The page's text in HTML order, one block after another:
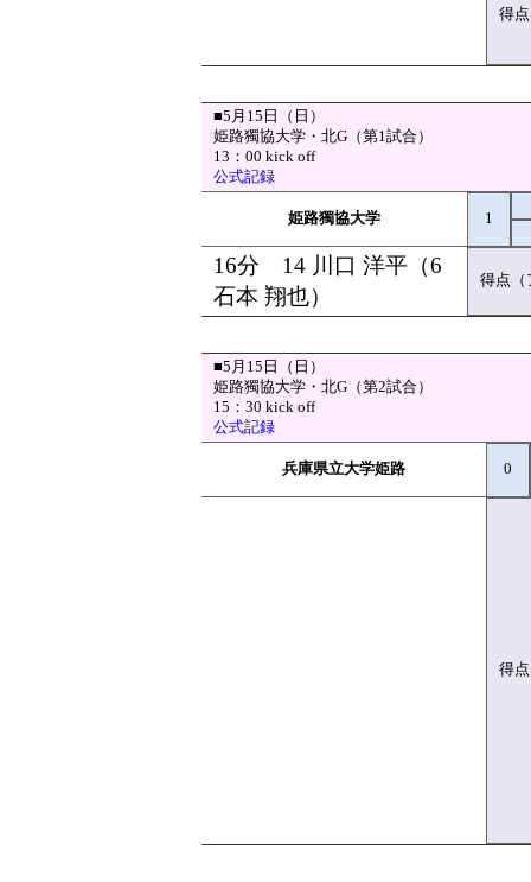
得
■5月15日（日）
姫路獨協大学・北G（第1試合）
13：00 kick off
公式記録
姫路獨協大学 1
16分 14 川口 洋平（6
石本 翔也）
得点（
■5月15日（日）
姫路獨協大学・北G（第2試合）
15：30 kick off
公式記録
兵庫県立大学姫路 0
得